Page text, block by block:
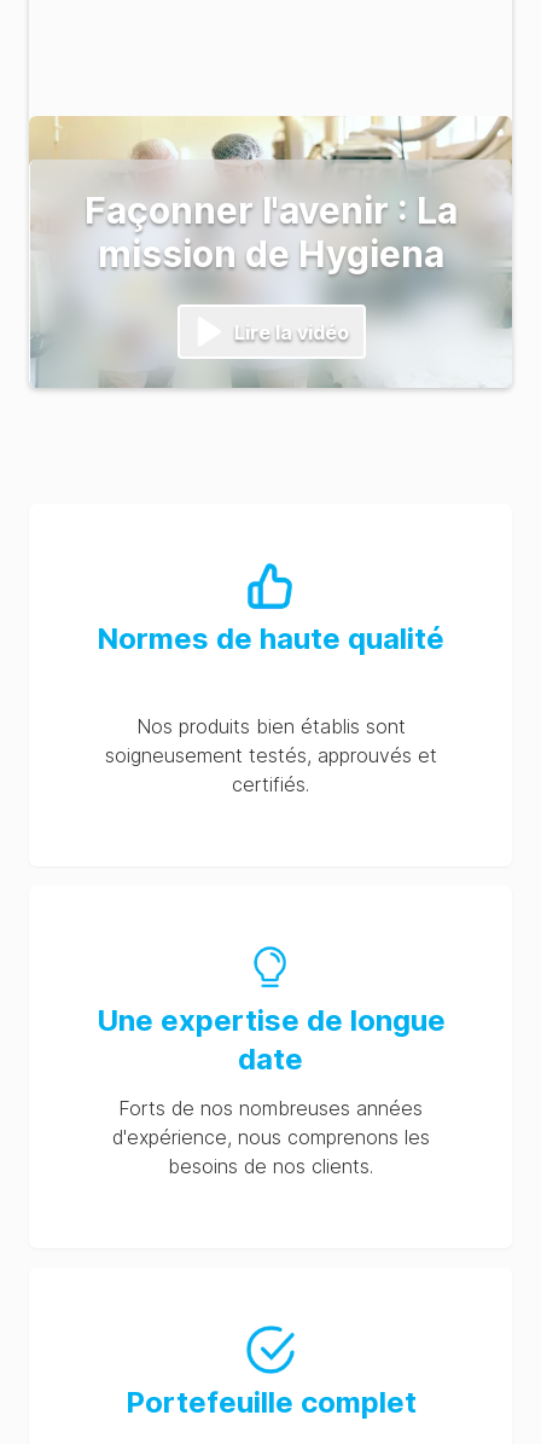
Façonner l'avenir : La
mission de Hygiena
Lire la vidéo
Normes de haute qualité
Nos produits bien établis sont
soigneusement testés, approuvés et
certifiés.
Une expertise de longue
date
Forts de nos nombreuses années
d'expérience, nous comprenons les
besoins de nos clients.
Portefeuille complet